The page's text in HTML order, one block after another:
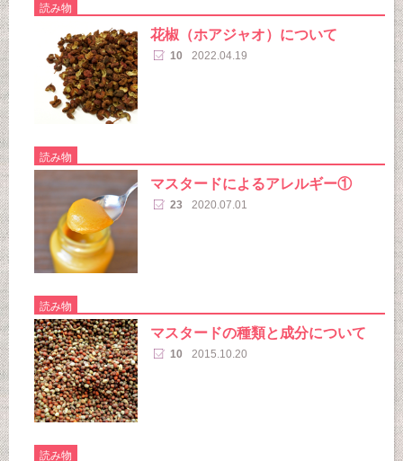
読み物
花椒（ホアジャオ）について
10 2022.04.19
読み物
マスタードによるアレルギー①
23 2020.07.01
読み物
マスタードの種類と成分について
10 2015.10.20
読み物